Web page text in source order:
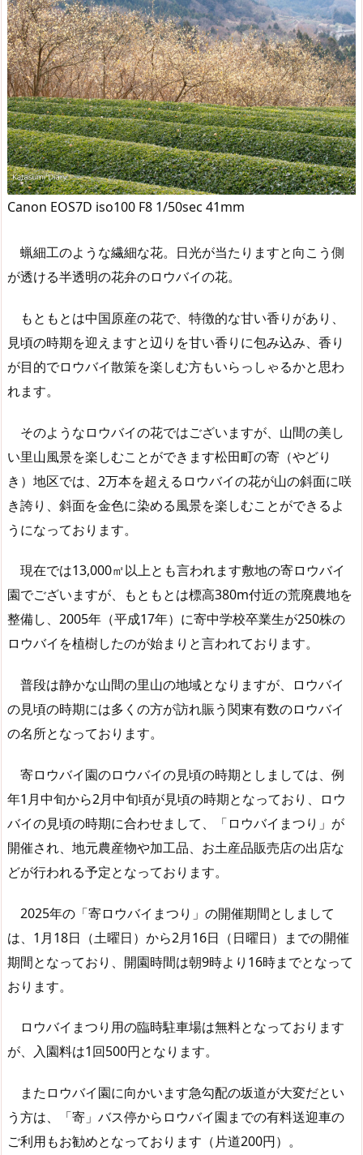
Canon EOS7D iso100 F8 1/50sec 41mm
蝋細工のような繊細な花。日光が当たりますと向こう側
が透ける半透明の花弁のロウバイの花。
もともとは中国原産の花で、特徴的な甘い香りがあり、
見頃の時期を迎えますと辺りを甘い香りに包み込み、香り
が目的でロウバイ散策を楽しむ方もいらっしゃるかと思わ
れます。
そのようなロウバイの花ではございますが、山間の美し
い里山風景を楽しむことができます松田町の寄（やどり
き）地区では、2万本を超えるロウバイの花が山の斜面に咲
き誇り、斜面を金色に染める風景を楽しむことができるよ
うになっております。
現在では13,000㎡以上とも言われます敷地の寄ロウバイ
園でございますが、もともとは標高380m付近の荒廃農地を
整備し、2005年（平成17年）に寄中学校卒業生が250株の
ロウバイを植樹したのが始まりと言われております。
普段は静かな山間の里山の地域となりますが、ロウバイ
の見頃の時期には多くの方が訪れ賑う関東有数のロウバイ
の名所となっております。
寄ロウバイ園のロウバイの見頃の時期としましては、例
年1月中旬から2月中旬頃が見頃の時期となっており、ロウ
バイの見頃の時期に合わせまして、「ロウバイまつり」が
開催され、地元農産物や加工品、お土産品販売店の出店な
どが行われる予定となっております。
2025年の「寄ロウバイまつり」の開催期間としまして
は、1月18日（土曜日）から2月16日（日曜日）までの開催
期間となっており、開園時間は朝9時より16時までとなって
おります。
ロウバイまつり用の臨時駐車場は無料となっております
が、入園料は1回500円となります。
またロウバイ園に向かいます急勾配の坂道が大変だとい
う方は、「寄」バス停からロウバイ園までの有料送迎車の
ご利用もお勧めとなっております（片道200円）。